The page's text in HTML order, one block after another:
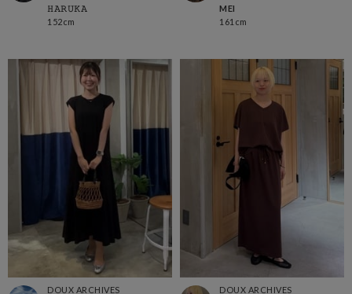
𝙷𝙰𝚁𝚄𝙺𝙰
152cm
MEI
161cm
DOUX ARCHIVES DOUX ARCHIVES